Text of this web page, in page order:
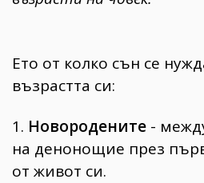
Ето от колко сън се
възрастта си:
1. Новородените -
на денонощие през
от живот си.